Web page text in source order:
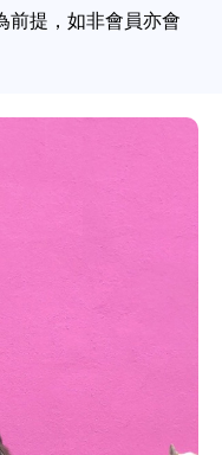
前提，如非會員亦會